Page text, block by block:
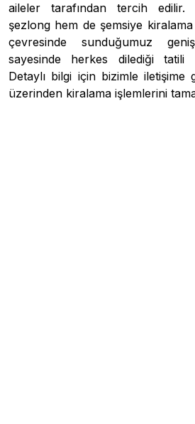
aileler tarafından tercih edilir.
şezlong hem de şemsiye
çevresinde sunduğumuz
sayesinde herkes dilediği tatili
Detaylı bilgi için bizimle iletişime
üzerinden kiralama işlemlerini